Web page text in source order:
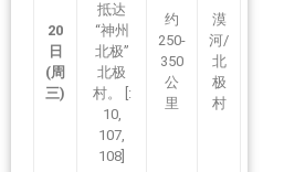
20
日
(周
三)
抵达
“神州
北极”
北极
村。 [:
10,
107,
108]
约
250-
350
公
里
漠
河/
北
极
村